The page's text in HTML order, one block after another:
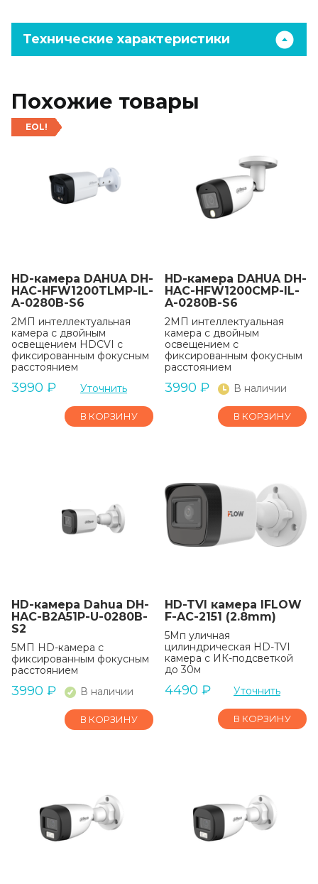
Технические характеристики
Похожие товары
EOL!
HD-камера DAHUA DH-
HAC-HFW1200TLMP-IL-
A-0280B-S6
2МП интеллектуальная
камера с двойным
освещением HDCVI с
фиксированным фокусным
расстоянием
3990 ₽ Уточнить
В КОРЗИНУ
HD-камера DAHUA DH-
HAC-HFW1200CMP-IL-
A-0280B-S6
2МП интеллектуальная
камера с двойным
освещением с
фиксированным фокусным
расстоянием
3990 ₽ В наличии
В КОРЗИНУ
HD-камера Dahua DH-
HAC-B2A51P-U-0280B-
S2
5МП HD-камера с
фиксированным фокусным
расстоянием
3990 ₽ В наличии
В КОРЗИНУ
HD-TVI камера IFLOW
F-AC-2151 (2.8mm)
5Мп уличная
цилиндрическая HD-TVI
камера с ИК-подсветкой
до 30м
4490 ₽ Уточнить
В КОРЗИНУ